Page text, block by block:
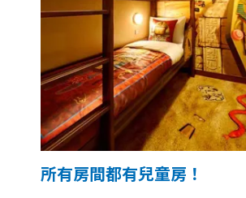
所有房間都有兒童房！